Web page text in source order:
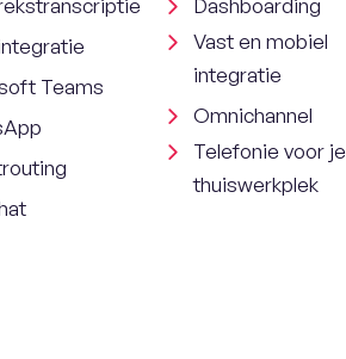
Teams
Dashboarding
Vast en mobiel
integratie
Omnichannel
Telefonie voor je
thuiswerkplek